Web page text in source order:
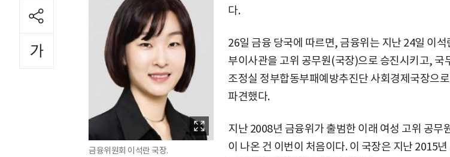
금융위원회 이석란 국장.
다.
26일 금융 당국에 따르면, 금융위는 지난 24일 이석
부이사관을 고위 공무원(국장)으로 승진시키고, 국
조정실 정부합동부패예방추진단 사회경제국장으로
파견했다.
지난 2008년 금융위가 출범한 이래 여성 고위 공무
이 나온 건 이번이 처음이다. 이 국장은 지난 2015년